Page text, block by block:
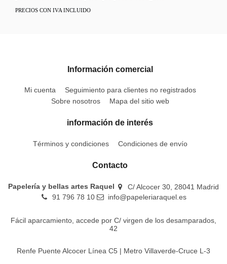
PRECIOS CON IVA INCLUIDO
Información comercial
Mi cuenta
Seguimiento para clientes no registrados
Sobre nosotros
Mapa del sitio web
información de interés
Términos y condiciones Condiciones de envío
Contacto
Papelería y bellas artes Raquel
C/ Alcocer 30, 28041 Madrid
91 796 78 10
info@papeleriaraquel.es
Fácil aparcamiento, accede por C/ virgen de los desamparados,
42
Renfe Puente Alcocer Línea C5 | Metro Villaverde-Cruce L-3